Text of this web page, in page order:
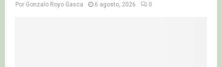
Por Gonzalo Royo Gasca 6 agosto, 2026 0